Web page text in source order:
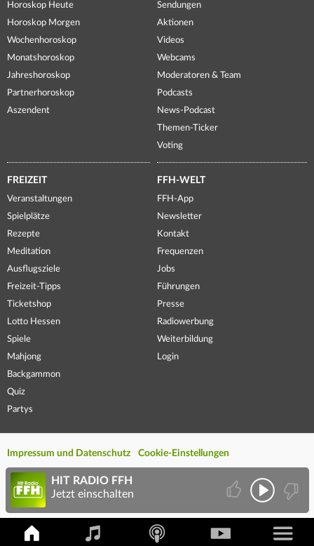
Horoskop Heute
Horoskop Morgen
Wochenhoroskop
Monatshoroskop
Jahreshoroskop
Partnerhoroskop
Aszendent
Sendungen
Aktionen
Videos
Webcams
Moderatoren & Team
Podcasts
News-Podcast
Themen-Ticker
Voting
FREIZEIT
Veranstaltungen
Spielplätze
Rezepte
Meditation
Ausflugsziele
Freizeit-Tipps
Ticketshop
Lotto Hessen
Spiele
Mahjong
Backgammon
Quiz
Partys
FFH-WELT
FFH-App
Newsletter
Kontakt
Frequenzen
Jobs
Führungen
Presse
Radiowerbung
Weiterbildung
Login
Impressum und Datenschutz Cookie-Einstellungen
HIT RADIO FFH
Jetzt einschalten